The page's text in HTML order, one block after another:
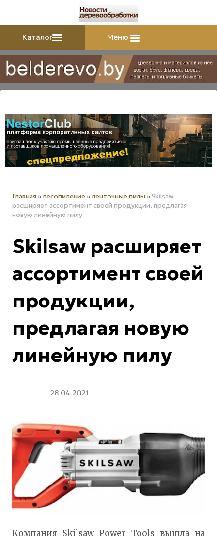
Каталог Меню
Главная »лесопиление »ленточные пилы »Skilsaw
расширяет ассортимент своей продукции, предлагая
новую линейную пилу
Skilsaw расширяет
ассортимент своей
продукции,
предлагая новую
линейную пилу
28.04.2021
Компания Skilsaw Power Tools вышла на